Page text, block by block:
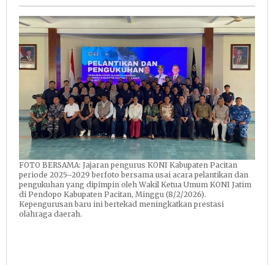
Lewat
Sinergi
Lintas
Sektor
FOTO BERSAMA: Jajaran pengurus KONI Kabupaten Pacitan
periode 2025–2029 berfoto bersama usai acara pelantikan dan
pengukuhan yang dipimpin oleh Wakil Ketua Umum KONI Jatim
di Pendopo Kabupaten Pacitan, Minggu (8/2/2026).
Kepengurusan baru ini bertekad meningkatkan prestasi
olahraga daerah.